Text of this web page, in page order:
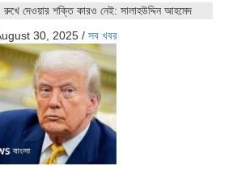
রুখে দেওয়ার শক্তি কারও নেই: সালাহউদ্দিন আহমেদ
30, 2025 / সব খবর